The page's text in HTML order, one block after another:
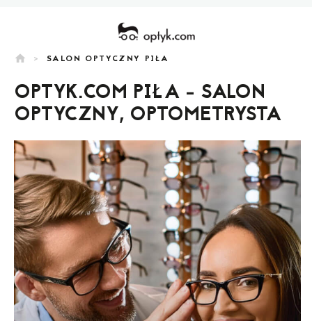
home > SALON OPTYCZNY PIŁA
OPTYK.COM PIŁA - SALON
OPTYCZNY, OPTOMETRYSTA